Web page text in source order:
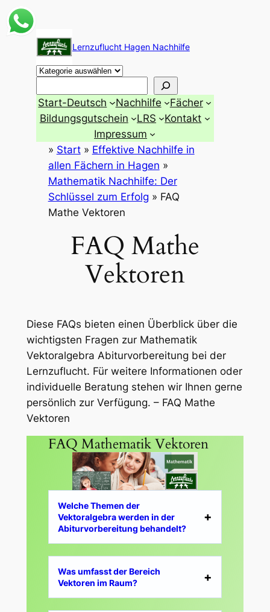
Zum
springen
Lernzuflucht Hagen Nachhilfe
Start-Deutsch Nachhilfe
Fächer
Bildungsgutschein
LRS
Kontakt
Impressum
» Start» Effektive Nachhilfe in
allen Fächern in Hagen »
Mathematik Nachhilfe: Der
Schlüssel zum Erfolg » FAQ
Mathe Vektoren
FAQ Mathe
Vektoren
Diese FAQs bieten einen Überblick über die
wichtigsten Fragen zur Mathematik
Vektoralgebra Abiturvorbereitung bei der
Lernzuflucht. Für weitere Informationen oder
individuelle Beratung stehen wir Ihnen gerne
persönlich zur Verfügung. – FAQ Mathe
Vektoren
FAQ Mathematik Vektoren
Welche Themen der
Vektoralgebra werden in der
Abiturvorbereitung behandelt?
Was umfasst der Bereich
Vektoren im Raum?